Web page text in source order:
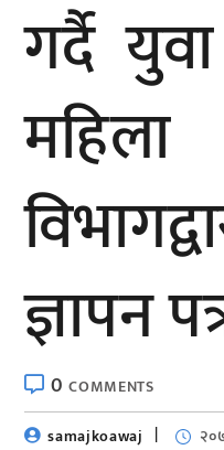
गर्दै
महिला
ज्ञापन
0COMMENTS
samajkoawaj